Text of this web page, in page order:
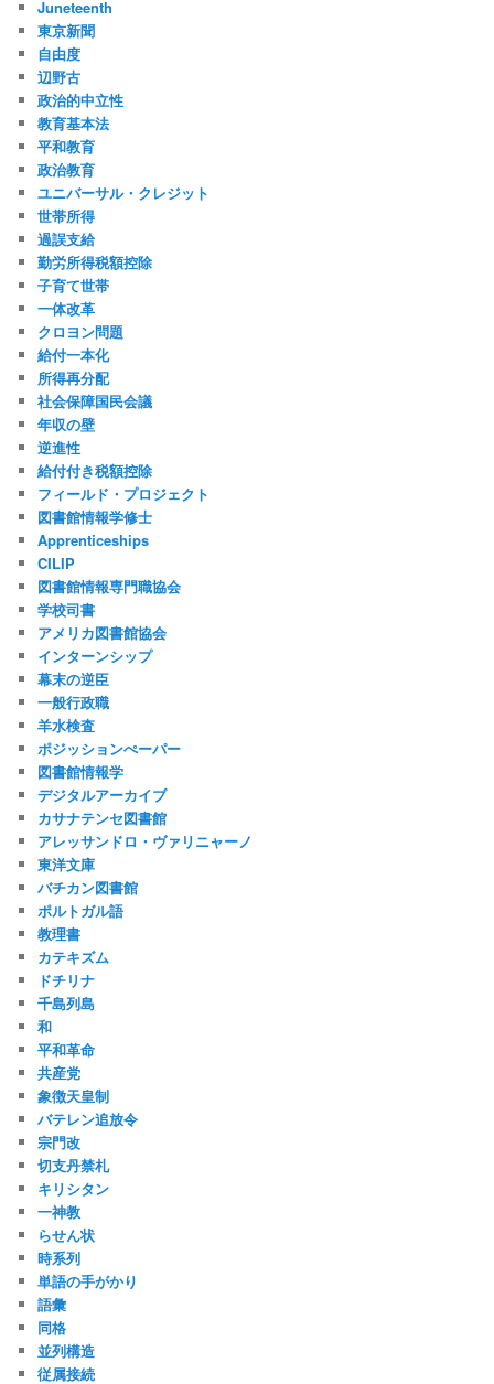
Juneteenth
東京新聞
自由度
辺野古
政治的中立性
教育基本法
平和教育
政治教育
ユニバーサル・クレジット
世帯所得
過誤支給
勤労所得税額控除
子育て世帯
一体改革
クロヨン問題
給付一本化
所得再分配
社会保障国民会議
年収の壁
逆進性
給付付き税額控除
フィールド・プロジェクト
図書館情報学修士
Apprenticeships
CILIP
図書館情報専門職協会
学校司書
アメリカ図書館協会
インターンシップ
幕末の逆臣
一般行政職
羊水検査
ポジッションぺーパー
図書館情報学
デジタルアーカイブ
カサナテンセ図書館
アレッサンドロ・ヴァリニャーノ
東洋文庫
バチカン図書館
ポルトガル語
教理書
カテキズム
ドチリナ
千島列島
和
平和革命
共産党
象徴天皇制
バテレン追放令
宗門改
切支丹禁札
キリシタン
一神教
らせん状
時系列
単語の手がかり
語彙
同格
並列構造
従属接続